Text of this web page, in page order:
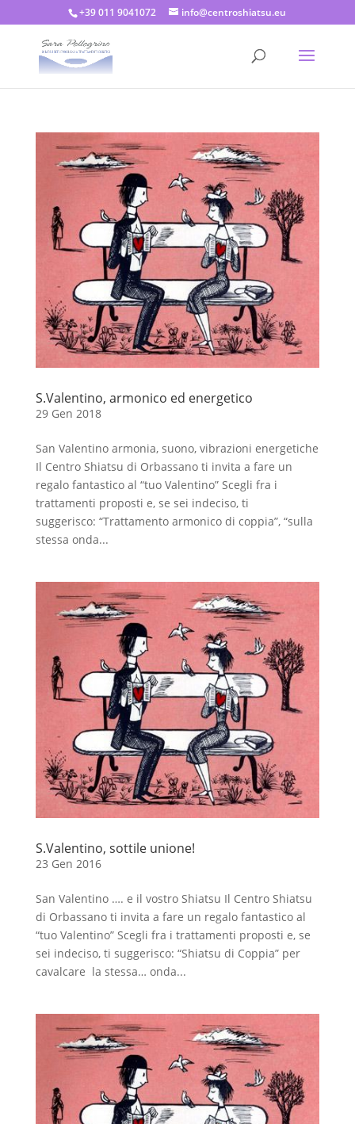
+39 011 9041072 info@centroshiatsu.eu
S.Valentino, armonico ed energetico
29 Gen 2018
San Valentino armonia, suono, vibrazioni energetiche
Il Centro Shiatsu di Orbassano ti invita a fare un
regalo fantastico al “tuo Valentino” Scegli fra i
trattamenti proposti e, se sei indeciso, ti
suggerisco: “Trattamento armonico di coppia”, “sulla
stessa onda...
S.Valentino, sottile unione!
23 Gen 2016
San Valentino …. e il vostro Shiatsu Il Centro Shiatsu
di Orbassano ti invita a fare un regalo fantastico al
“tuo Valentino” Scegli fra i trattamenti proposti e, se
sei indeciso, ti suggerisco: “Shiatsu di Coppia” per
cavalcare la stessa… onda...